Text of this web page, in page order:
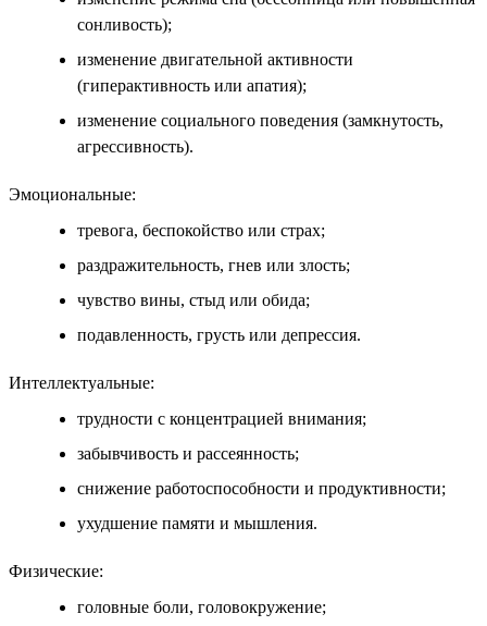
сонливость);
изменение двигательной активности
(гиперактивность или апатия);
изменение социального поведения (замкнутость,
агрессивность).
Эмоциональные:
тревога, беспокойство или страх;
раздражительность, гнев или злость;
чувство вины, стыд или обида;
подавленность, грусть или депрессия.
Интеллектуальные:
трудности с концентрацией внимания;
забывчивость и рассеянность;
снижение работоспособности и продуктивности;
ухудшение памяти и мышления.
Физические:
головные боли, головокружение;